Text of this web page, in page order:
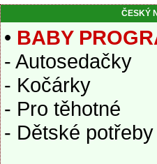
ČESKÝ
• BABY
- Autosedačky
- Kočárky
- Pro těhotné
- Dětské potřeby